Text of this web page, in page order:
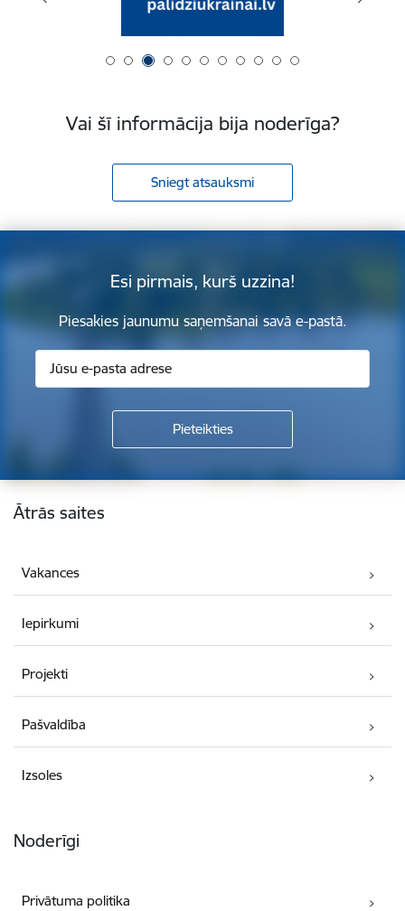
Vai šī informācija bija noderīga?
Sniegt atsauksmi
Esi pirmais, kurš uzzina!
Piesakies jaunumu saņemšanai savā e-pastā.
Kājene
Ātrās saites
Vakances
Iepirkumi
Projekti
Pašvaldība
Izsoles
Noderīgi
Privātuma politika